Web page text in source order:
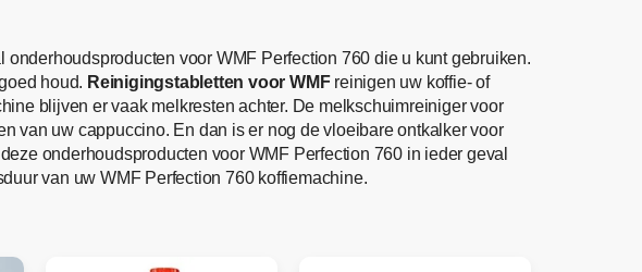
voor WMF Perfection 760 die u kunt gebruiken.
houd. Reinigingstabletten voor WMF reinigen uw koffie- of
blijven er vaak melkresten achter. De melkschuimreiniger voor
van uw cappuccino. En dan is er nog de vloeibare ontkalker voor
onderhoudsproducten voor WMF Perfection 760 in ieder geval
van uw WMF Perfection 760 koffiemachine.